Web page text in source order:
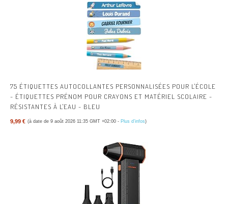
75 ÉTIQUETTES AUTOCOLLANTES PERSONNALISÉES POUR L'ÉCOLE
- ÉTIQUETTES PRÉNOM POUR CRAYONS ET MATÉRIEL SCOLAIRE -
RÉSISTANTES À L'EAU - BLEU
9,99 € (à date de 9 août 2026 11:35 GMT +02:00 - Plus d’infos)